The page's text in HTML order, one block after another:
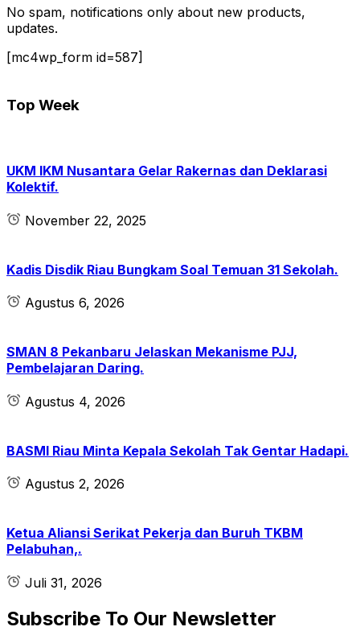
No spam, notifications only about new products,
updates.
[mc4wp_form id=587]
Top Week
UKM IKM Nusantara Gelar Rakernas dan Deklarasi
Kolektif.
November 22, 2025
Kadis Disdik Riau Bungkam Soal Temuan 31 Sekolah.
Agustus 6, 2026
SMAN 8 Pekanbaru Jelaskan Mekanisme PJJ,
Pembelajaran Daring.
Agustus 4, 2026
BASMI Riau Minta Kepala Sekolah Tak Gentar Hadapi.
Agustus 2, 2026
Ketua Aliansi Serikat Pekerja dan Buruh TKBM
Pelabuhan,.
Juli 31, 2026
Subscribe To Our Newsletter